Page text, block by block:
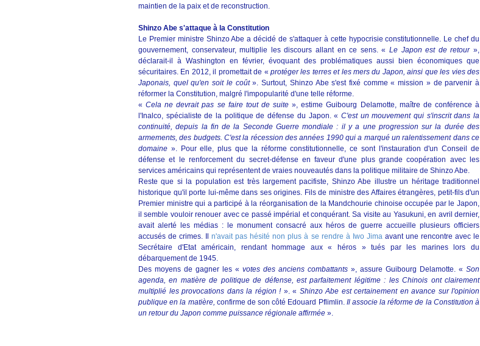
maintien de la paix et de reconstruction.
Shinzo Abe s'attaque à la Constitution
Le Premier ministre Shinzo Abe a décidé de s'attaquer à cette hypocrisie constitutionnelle. Le chef du
gouvernement, conservateur, multiplie les discours allant en ce sens. « Le Japon est de retour »,
déclarait-il à Washington en février, évoquant des problématiques aussi bien économiques que
sécuritaires. En 2012, il promettait de « protéger les terres et les mers du Japon, ainsi que les vies des
Japonais, quel qu'en soit le coût». Surtout, Shinzo Abe s'est fixé comme « mission » de parvenir à
réformer la Constitution, malgré l'impopularité d'une telle réforme.
«Cela ne devrait pas se faire tout de suite», estime Guibourg Delamotte, maître de conférence à
l'Inalco, spécialiste de la politique de défense du Japon. « C'est un mouvement qui s'inscrit dans la
continuité, depuis la fin de la Seconde Guerre mondiale : il y a une progression sur la durée des
armements, des budgets. C'est la récession des années 1990 qui a marqué un ralentissement dans ce
domaine ». Pour elle, plus que la réforme constitutionnelle, ce sont l'instauration d'un Conseil de
défense et le renforcement du secret-défense en faveur d'une plus grande coopération avec les
services américains qui représentent de vraies nouveautés dans la politique militaire de Shinzo Abe.
Reste que si la population est très largement pacifiste, Shinzo Abe illustre un héritage traditionnel
historique qu'il porte lui-même dans ses origines. Fils de ministre des Affaires étrangères, petit-fils d'un
Premier ministre qui a participé à la réorganisation de la Mandchourie chinoise occupée par le Japon,
il semble vouloir renouer avec ce passé impérial et conquérant. Sa visite au Yasukuni, en avril dernier,
avait alerté les médias : le monument consacré aux héros de guerre accueille plusieurs officiers
accusés de crimes. Iln'avait pas hésité non plus à se rendre à Iwo Jimaavant une rencontre avec le
Secrétaire d'Etat américain, rendant hommage aux « héros » tués par les marines lors du
débarquement de 1945.
Des moyens de gagner les « votes des anciens combattants », assure Guibourg Delamotte. « Son
agenda, en matière de politique de défense, est parfaitement légitime : les Chinois ont clairement
multiplié les provocations dans la région ! ». « Shinzo Abe est certainement en avance sur l'opinion
publique en la matière, confirme de son côté Edouard Pflimlin. Il associe la réforme de la Constitution à
un retour du Japon comme puissance régionale affirmée ».